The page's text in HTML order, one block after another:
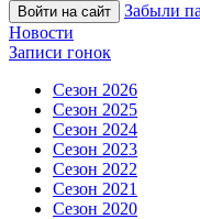
Войти на сайт
Забыли
Новости
Записи гонок
Сезон 2026
Сезон 2025
Сезон 2024
Сезон 2023
Сезон 2022
Сезон 2021
Сезон 2020